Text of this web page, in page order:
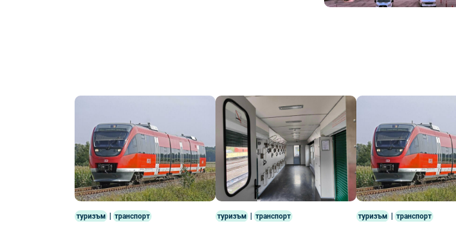
туризъм | транспорт туризъм | транспорт туризъм | транспорт